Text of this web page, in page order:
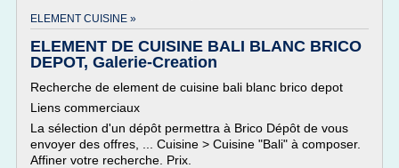
ELEMENT CUISINE »
ELEMENT DE CUISINE BALI BLANC BRICO
DEPOT, Galerie-Creation
Recherche de element de cuisine bali blanc brico depot
Liens commerciaux
La sélection d'un dépôt permettra à Brico Dépôt de vous
envoyer des offres, ... Cuisine > Cuisine "Bali" à composer.
Affiner votre recherche. Prix.